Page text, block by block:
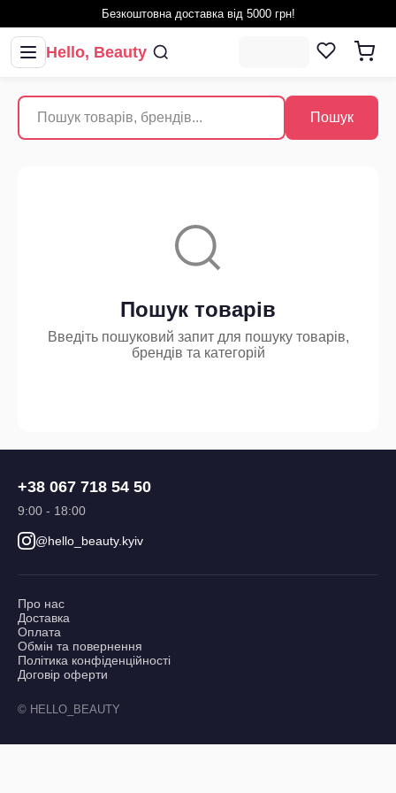
Безкоштовна доставка від 5000 грн!
Hello, Beauty
Пошук
Пошук товарів
Введіть пошуковий запит для пошуку товарів,
брендів та категорій
+38 067 718 54 50
9:00 - 18:00
@hello_beauty.kyiv
Про нас
Доставка
Оплата
Обмін та повернення
Політика конфіденційності
Договір оферти
© HELLO_BEAUTY